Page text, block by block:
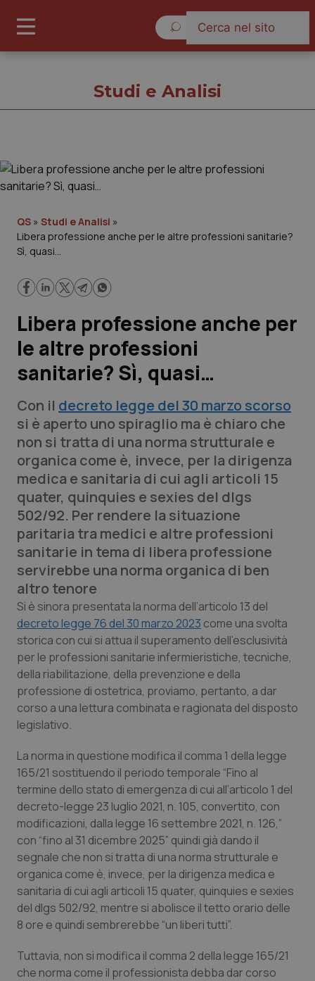
Governo e Parlamento
Regioni e Asl
Lavoro e Professioni
Scienza e Farmaci
Studi e Analisi
Lettere al direttore
Edizioni Regionali
QS Pro
Professionisti Sanitari.AI
Abruzzo
Basilicata
Calabria
Campania
Emilia-Romagna
Friuli Venezia Giulia
Lazio
Liguria
Lombardia
Marche
Molise
Piemonte
QS Pro Gold
Artrite & artrosi
Asma & BPCO
Car-T
Colesterolo & coronaropatie
Dermatite Atopica
Diabete & glucometri
Disturbi dell’umore
Dolore
Donna & Salute
Epatiti
HIV
QS Club Newsletter
Studi e Analisi
QS » Studi e Analisi »
Libera professione anche per le altre professioni sanitarie?
Sì, quasi…
Libera professione anche per
le altre professioni
sanitarie? Sì, quasi…
Con il decreto legge del 30 marzo scorso
si è aperto uno spiraglio ma è chiaro che
non si tratta di una norma strutturale e
organica come è, invece, per la dirigenza
medica e sanitaria di cui agli articoli 15
quater, quinquies e sexies del dlgs
502/92. Per rendere la situazione
paritaria tra medici e altre professioni
sanitarie in tema di libera professione
servirebbe una norma organica di ben
altro tenore
Si è sinora presentata la norma dell’articolo 13 del
decreto legge 76 del 30 marzo 2023 come una svolta
storica con cui si attua il superamento dell’esclusività
per le professioni sanitarie infermieristiche, tecniche,
della riabilitazione, della prevenzione e della
professione di ostetrica, proviamo, pertanto, a dar
corso a una lettura combinata e ragionata del disposto
legislativo.
La norma in questione modifica il comma 1 della legge
165/21 sostituendo il periodo temporale “Fino al
termine dello stato di emergenza di cui all’articolo 1 del
decreto-legge 23 luglio 2021, n. 105, convertito, con
modificazioni, dalla legge 16 settembre 2021, n. 126,”
con “fino al 31 dicembre 2025” quindi già dando il
segnale che non si tratta di una norma strutturale e
organica come è, invece, per la dirigenza medica e
sanitaria di cui agli articoli 15 quater, quinquies e sexies
del dlgs 502/92, mentre si abolisce il tetto orario delle
8 ore e quindi sembrerebbe “un liberi tutti”.
Tuttavia, non si modifica il comma 2 della legge 165/21
che norma come il professionista debba dar corso